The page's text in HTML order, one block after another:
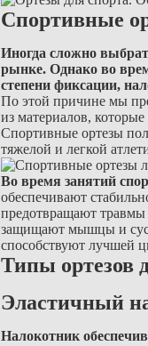
Спортивные
Иногда сложно
рынке. Однако во
степени фиксации,
По этой причине мы
из материалов,
Спортивные ортезы
тяжелой и легкой
Во время занятий
обеспечивают
предотвращают травмы
защищают мышцы и
способствуют лучшей
Типы ортезов
Эластичный
Налокотник